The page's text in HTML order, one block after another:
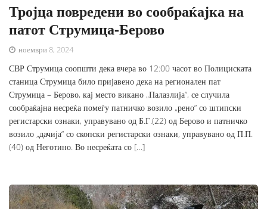
Тројца повредени во сообраќајка на
патот Струмица-Берово
ноември 8, 2024
СВР Струмица соопшти дека вчера во 12:00 часот во Полициската
станица Струмица било пријавено дека на регионален пат
Струмица – Берово, кај место викано „Палазлија“, се случила
сообраќајна несреќа помеѓу патничко возило „рено“ со штипски
регистарски ознаки, управувано од Б.Г.(22) од Берово и патничко
возило „дачија“ со скопски регистарски ознаки, управувано од П.П.
(40) од Неготино. Во несреќата со […]